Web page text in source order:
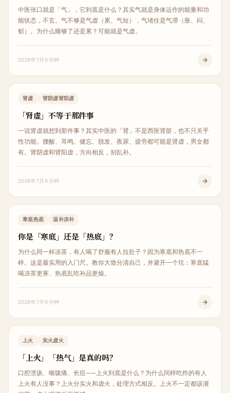
中医张口就是「气」，它到底是什么？其实气就是身体运作的能量和功
能状态，不玄。气不够是气虚（累、气短），气堵住是气滞（胀、闷、
郁）。为什么睡够了还是累？可能就是气虚。
2026年7月6分钟
中医科普
肾虚 肾阴虚肾阳虚
「肾虚」不等于那件事
一说肾虚就想到那件事？其实中医的「肾」不是西医肾脏，也不只关乎
性功能。腰酸、耳鸣、健忘、脱发、夜尿、疲劳都可能是肾虚，男女都
有。肾阴虚和肾阳虚，方向相反，别乱补。
2026年7月6分钟
中医科普
寒底热底 温补凉补
你是「寒底」还是「热底」？
为什么同一杯凉茶，有人喝了舒服有人拉肚子？因为寒底和热底不一
样。这是最实用的入门尺。教你大致分清自己，并避开一个坑：寒底猛
喝凉茶更寒、热底乱吃补品更燥。
2026年7月6分钟
中医科普
上火 实火虚火
「上火」「热气」是真的吗？
口腔溃疡、喉咙痛、长痘——上火到底是什么？为什么同样吃炸的有人
上火有人没事？上火分实火和虚火，处理方式相反。上火不一定都该灌